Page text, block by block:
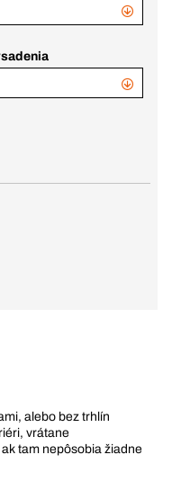
alebo bez trhlín
vrátane
tam nepôsobia žiadne